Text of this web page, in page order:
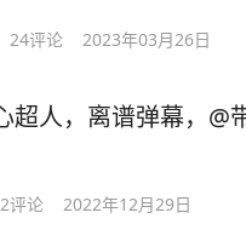
24评论 2023年03月26日
超人，离谱弹幕，@
2评论 2022年12月29日